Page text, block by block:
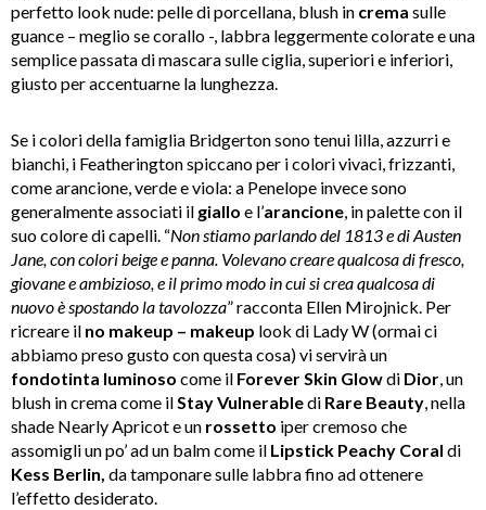
perfetto look nude: pelle di porcellana, blush in crema sulle
guance – meglio se corallo -, labbra leggermente colorate e una
semplice passata di mascara sulle ciglia, superiori e inferiori,
giusto per accentuarne la lunghezza.
Se i colori della famiglia Bridgerton sono tenui lilla, azzurri e
bianchi, i Featherington spiccano per i colori vivaci, frizzanti,
come arancione, verde e viola: a Penelope invece sono
generalmente associati il giallo e l’arancione, in palette con il
suo colore di capelli. “Non stiamo parlando del 1813 e di Austen
Jane, con colori beige e panna. Volevano creare qualcosa di fresco,
giovane e ambizioso, e il primo modo in cui si crea qualcosa di
nuovo è spostando la tavolozza” racconta Ellen Mirojnick. Per
ricreare il no makeup – makeup look di Lady W (ormai ci
abbiamo preso gusto con questa cosa) vi servirà un
fondotinta luminoso come il Forever Skin Glowdi Dior, un
blush in crema come ilStay Vulnerabledi Rare Beauty, nella
shade Nearly Apricot e un rossetto iper cremoso che
assomigli un po’ ad un balm come il Lipstick Peachy Coral di
Kess Berlin, da tamponare sulle labbra fino ad ottenere
l’effetto desiderato.